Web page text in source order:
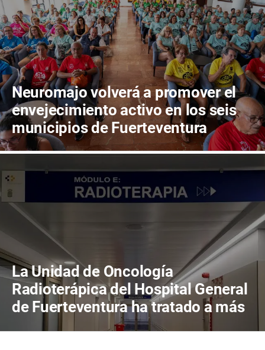
Neuromajo volverá a promover el
envejecimiento activo en los seis
municipios de Fuerteventura
La Unidad de Oncología
Radioterápica del Hospital General
de Fuerteventura ha tratado a más
de 800 pacientes en sus primeros